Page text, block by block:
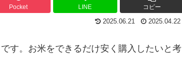
Pocket LINE コピー
2025.06.21 2025.04.22
す。お米をできるだけ安く購入したいと考